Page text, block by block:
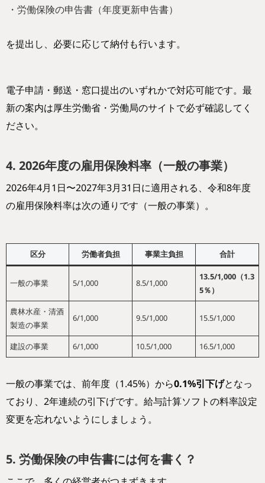
・労働保険の申告書（年度更新申告書）
を提出し、必要に応じて納付も行います。
電子申請・郵送・窓口提出のいずれかで対応可能です。最
新の案内は厚生労働省・労働局のサイトで必ず確認してく
ださい。
4. 2026年度の雇用保険料率（一般の事業）
2026年4月1日〜2027年3月31日に適用される、令和8年度
の雇用保険料率は次の通りです（一般の事業）。
区分 労働者負担 事業主負担 合計
一般の事業 5/1,000 8.5/1,000
13.5/1,000（1.3
5％）
農林水産・清酒
製造の事業
6/1,000 9.5/1,000 15.5/1,000
建設の事業 6/1,000 10.5/1,000 16.5/1,000
一般の事業では、前年度（1.45%）から0.1%引下げとなっ
ており、2年連続の引下げです。給与計算ソフトの料率設定
変更を忘れないようにしましょう。
5. 労働保険の申告書には何を書く？